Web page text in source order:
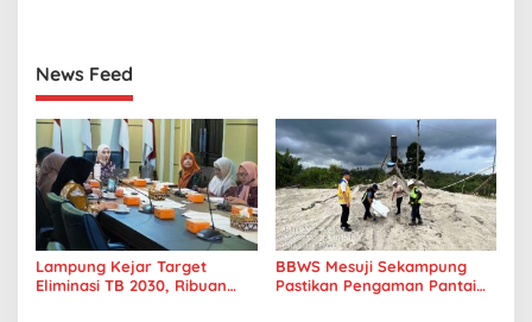
o
s
News Feed
Lampung Kejar Target
Eliminasi TB 2030, Ribuan
BBWS Mesuji Sekampung
Pastikan Pengaman Pantai